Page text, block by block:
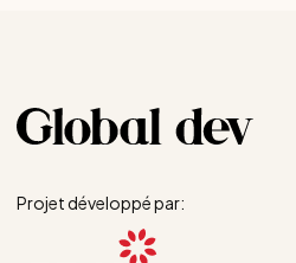
Projet développé par: